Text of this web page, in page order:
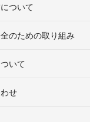
ついて
のための取り組み
いて
せ